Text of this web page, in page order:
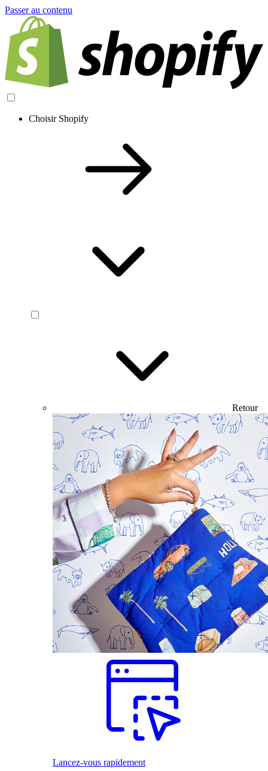
Passer au contenu
Choisir Shopify
Retour
Lancez-vous rapidement